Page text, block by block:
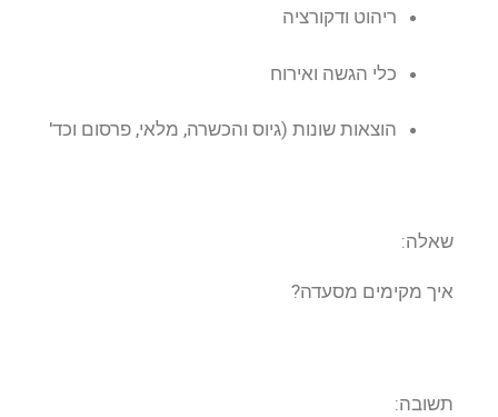
ריהוט ודקורציה
כלי הגשה ואירוח
הוצאות שונות (גיוס והכשרה, מלאי, פרסום וכד'
שאלה:
איך מקימים מסעדה?
תשובה: